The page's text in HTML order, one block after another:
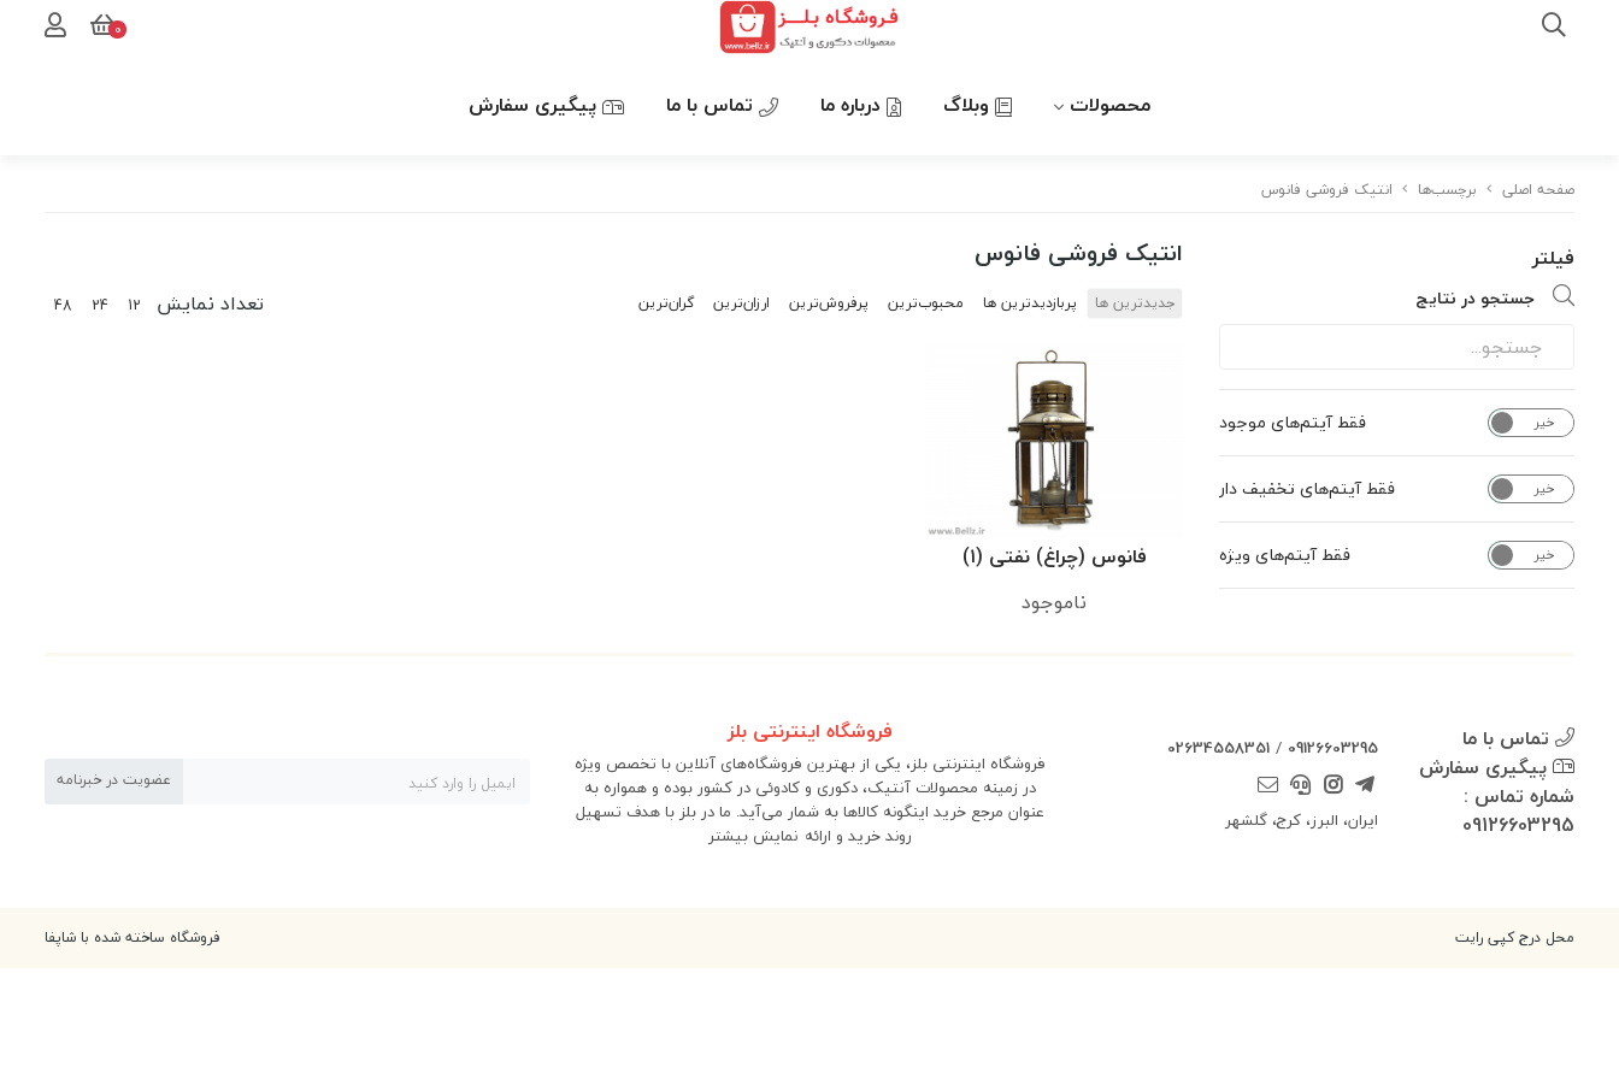
0
محصولات وبلاگ درباره ما تماس با ما پیگیری سفارش
صفحه اصلی برچسب‌ها انتیک فروشی فانوس
فیلتر
جستجو در نتایج
خیر فقط آیتم‌های موجود
خیر فقط آیتم‌های تخفیف دار
خیر فقط آیتم‌های ویژه
انتیک فروشی فانوس
جدیدترین ها پربازدیدترین ها محبوب‌‌ترین پرفروش‌ترین ارزان‌ترین گران‌ترین تعداد نمایش 12
24
48
فانوس (چراغ) نفتی (۱)
ناموجود
تماس با ما
پیگیری سفارش
شماره تماس :
09126603295
09126603295
/
02634558351
ایران، البرز، کرج، گلشهر
فروشگاه اینترنتی بلز
فروشگاه اینترنتی بلز، یکی از بهترین فروشگاه‌های آنلاین با تخصص ویژه
در زمینه محصولات آنتیک، دکوری و کادوئی در کشور بوده و همواره به
عنوان مرجع خرید اینگونه کالاها به شمار می‌آید. ما در بلز با هدف تسهیل
روند خرید و ارائه نمایش بیشتر
عضویت در خبرنامه
فروشگاه ساخته شده با شاپفا محل درج کپی رایت